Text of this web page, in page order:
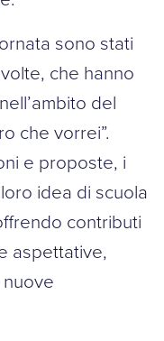
sono stati
che hanno
del
che vorrei”.
e proposte, i
idea di scuola
contributi
aspettative,